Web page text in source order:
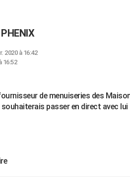
2020 à 16:42
16:52
de menuiseries des
passer en direct avec lui